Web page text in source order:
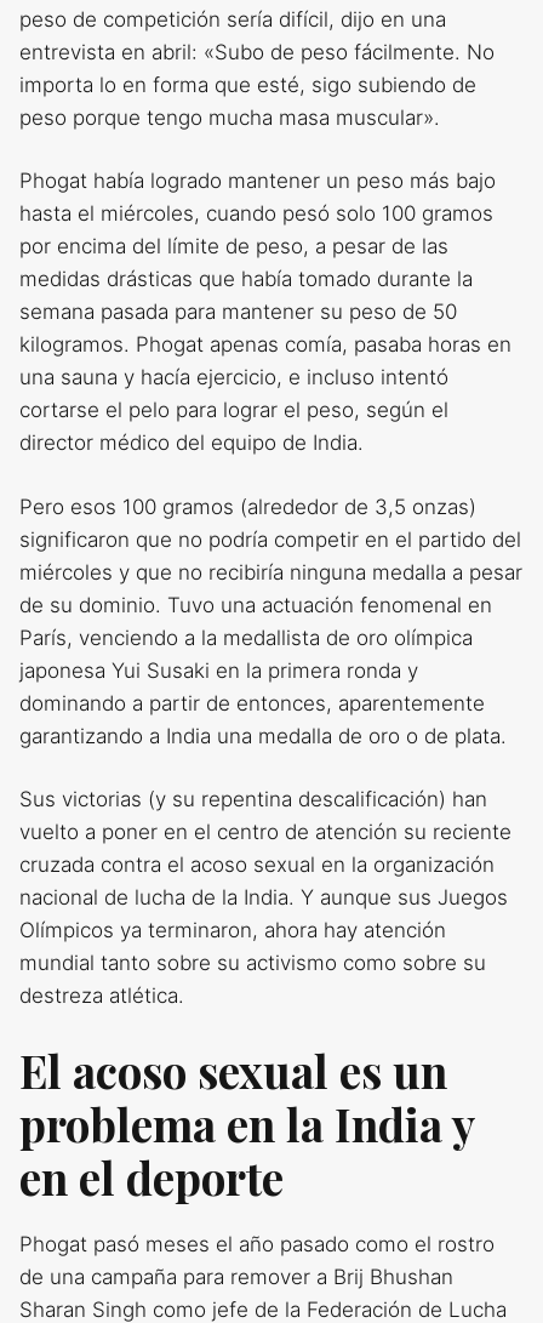
peso de competición sería difícil, dijo en una
entrevista en abril: «Subo de peso fácilmente. No
importa lo en forma que esté, sigo subiendo de
peso porque tengo mucha masa muscular».
Phogat había logrado mantener un peso más bajo
hasta el miércoles, cuando pesó solo 100 gramos
por encima del límite de peso, a pesar de las
medidas drásticas que había tomado durante la
semana pasada para mantener su peso de 50
kilogramos. Phogat apenas comía, pasaba horas en
una sauna y hacía ejercicio, e incluso intentó
cortarse el pelo para lograr el peso, según el
director médico del equipo de India.
Pero esos 100 gramos (alrededor de 3,5 onzas)
significaron que no podría competir en el partido del
miércoles y que no recibiría ninguna medalla a pesar
de su dominio. Tuvo una actuación fenomenal en
París, venciendo a la medallista de oro olímpica
japonesa Yui Susaki en la primera ronda y
dominando a partir de entonces, aparentemente
garantizando a India una medalla de oro o de plata.
Sus victorias (y su repentina descalificación) han
vuelto a poner en el centro de atención su reciente
cruzada contra el acoso sexual en la organización
nacional de lucha de la India. Y aunque sus Juegos
Olímpicos ya terminaron, ahora hay atención
mundial tanto sobre su activismo como sobre su
destreza atlética.
El acoso sexual es un
problema en la India y
en el deporte
Phogat pasó meses el año pasado como el rostro
de una campaña para remover a Brij Bhushan
Sharan Singh como jefe de la Federación de Lucha